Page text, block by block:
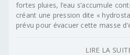
fortes pluies, l’eau s’accumule
créant une pression dite «
prévu pour évacuer cette masse
LIRE LA